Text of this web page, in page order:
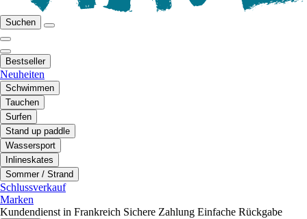
Suchen
Bestseller
Neuheiten
Schwimmen
Tauchen
Surfen
Stand up paddle
Wassersport
Inlineskates
Sommer / Strand
Schlussverkauf
Marken
Kundendienst in Frankreich Sichere Zahlung Einfache Rückgabe